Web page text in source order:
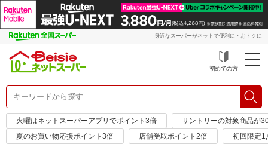
身近なスーパーがネットで便利に・おトクに
初めての方
火曜はネットスーパーアプリでポイント3倍
サントリーの対象商品が
夏のお買い物応援ポイント3倍
店舗受取ポイント2倍
初回限定